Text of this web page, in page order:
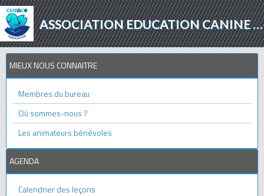
ASSOCIATION EDUCATION CANINE - AGILITY - PROTECTION ANIMALE
MIEUX NOUS CONNAITRE
Membres du bureau
Où sommes-nous ?
Les animateurs bénévoles
AGENDA
Calendrier des leçons